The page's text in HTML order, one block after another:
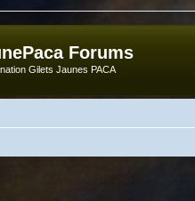
Forums
Gilets Jaunes PACA